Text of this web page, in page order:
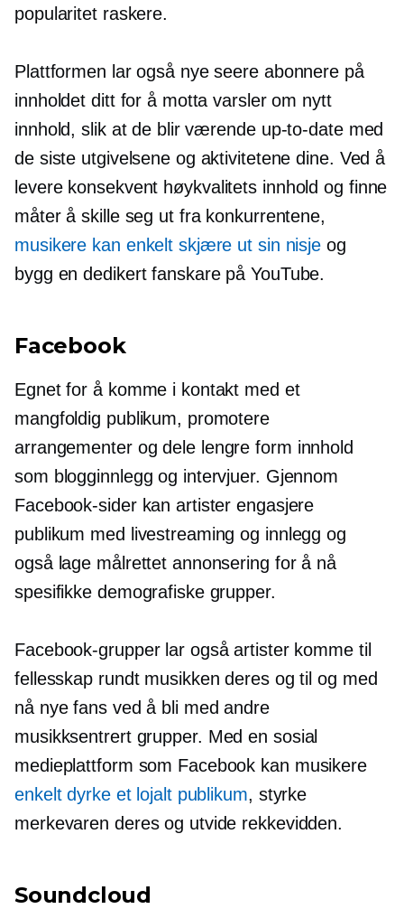
popularitet raskere.
Plattformen lar også nye seere abonnere på
innholdet ditt for å motta varsler om nytt
innhold, slik at de blir værende up-to-datemed
de siste utgivelsene og aktivitetene dine. Ved å
levere konsekvent høykvalitets innhold og finne
måter å skille seg ut fra konkurrentene,
musikere kan enkelt skjære ut sin nisje og
bygg en dedikert fanskare på YouTube.
Facebook
Egnet for å komme i kontakt med et
mangfoldig publikum, promotere
arrangementer og dele lengre form innhold
som blogginnlegg og intervjuer. Gjennom
Facebook-sider kan artister engasjere
publikum med livestreaming og innlegg og
også lage målrettet annonsering for å nå
spesifikke demografiske grupper.
Facebook-grupper lar også artister komme til
fellesskap rundt musikken deres og til og med
nå nye fans ved å bli med andre
musikksentrertgrupper. Med en sosial
medieplattform som Facebook kan musikere
enkelt dyrke et lojalt publikum, styrke
merkevaren deres og utvide rekkevidden.
Soundcloud